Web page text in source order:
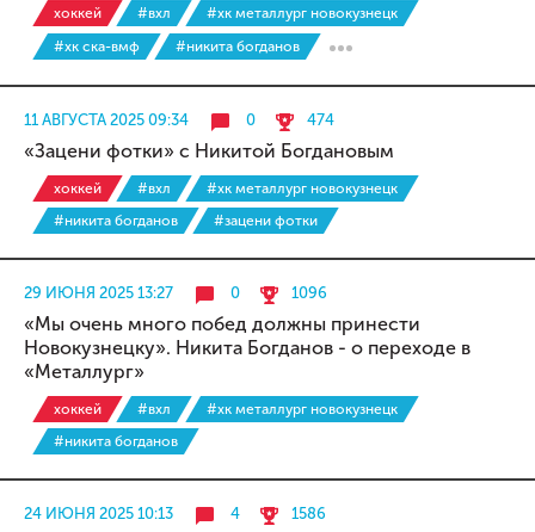
хоккей #вхл
#хк металлург новокузнецк
#хк ска-вмф
#никита богданов
11 АВГУСТА 2025 09:34 0 474
«Зацени фотки» с Никитой Богдановым
хоккей #вхл
#хк металлург новокузнецк
#никита богданов
#зацени фотки
29 ИЮНЯ 2025 13:27 0 1096
«Мы очень много побед должны принести
Новокузнецку». Никита Богданов - о переходе в
«Металлург»
хоккей #вхл
#хк металлург новокузнецк
#никита богданов
24 ИЮНЯ 2025 10:13 4 1586